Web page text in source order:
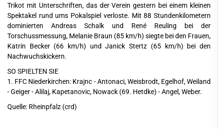
Trikot mit Unterschriften, das der Verein gestern bei einem kleinen
Spektakel rund ums Pokalspiel verloste. Mit 88 Stundenkilometern
dominierten Andreas Schalk und René Reuling bei der
Torschussmessung, Melanie Braun (85 km/h) siegte bei den Frauen,
Katrin Becker (66 km/h) und Janick Stertz (65 km/h) bei den
Nachwuchskickern.
SO SPIELTEN SIE
1. FFC Niederkirchen: Krajnc - Antonaci, Weisbrodt, Egelhof, Weiland
- Geiger - Alilaj, Kapetanovic, Nowack (69. Hetdke) - Angel, Weber.
Quelle: Rheinpfalz (crd)